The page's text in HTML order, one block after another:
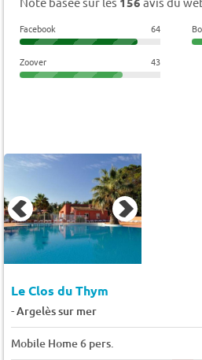
Facebook 64
Zoover 43
Le Clos du Thym
-Argelès sur mer
Mobile Home 6 pers.